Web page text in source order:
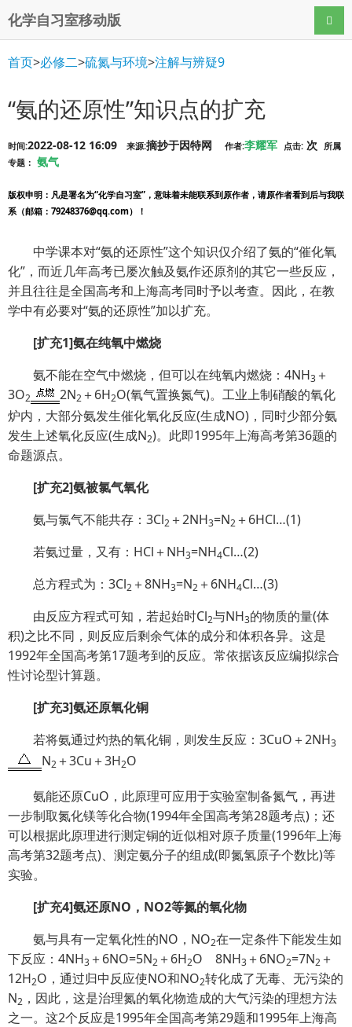
化学自习室移动版 导航
首页>必修二>硫氮与环境>注解与辨疑9
“氨的还原性”知识点的扩充
时间:2022-08-12 16:09 来源:摘抄于因特网 作者:李耀军 点击: 次
所属
专题： 氨气
版权申明 ：凡是署名为“化学自习室”，意味着未能联系到原作者，请原作者看到后与我联
系（邮箱：79248376@qq.com）！
中学课本对“氨的还原性”这个知识仅介绍了氨的“催化氧
化”，而近几年高考已屡次触及氨作还原剂的其它一些反应，
并且往往是全国高考和上海高考同时予以考查。因此，在教
学中有必要对“氨的还原性”加以扩充。
[扩充1]氨在纯氧中燃烧
氨不能在空气中燃烧，但可以在纯氧内燃烧：4NH3 ＋
3O2 2N2 ＋6H2O(氧气置换氮气)。工业上制硝酸的氧化
炉内，大部分氨发生催化氧化反应(生成NO)，同时少部分氨
发生上述氧化反应(生成N2)。此即1995年上海高考第36题的
命题源点。
[扩充2]氨被氯气氧化
氨与氯气不能共存：3Cl2 ＋2NH3=N2 ＋6HCl…(1)
若氨过量，又有：HCl＋NH3=NH4Cl…(2)
总方程式为：3Cl2 ＋8NH3=N2 ＋6NH4Cl…(3)
由反应方程式可知，若起始时Cl2与NH3的物质的量(体
积)之比不同，则反应后剩余气体的成分和体积各异。这是
1992年全国高考第17题考到的反应。常依据该反应编拟综合
性讨论型计算题。
[扩充3]氨还原氧化铜
若将氨通过灼热的氧化铜，则发生反应：3CuO＋2NH3
N2 ＋3Cu＋3H2O
氨能还原CuO，此原理可应用于实验室制备氮气，再进
一步制取氮化镁等化合物(1994年全国高考第28题考点)；还
可以根据此原理进行测定铜的近似相对原子质量(1996年上海
高考第32题考点)、测定氨分子的组成(即氮氢原子个数比)等
实验。
[扩充4]氨还原NO ， NO2等氮的氧化物
氨与具有一定氧化性的NO，NO2在一定条件下能发生如
下反应：4NH3 ＋6NO=5N2 ＋6H2O 8NH3 ＋6NO2=7N2 ＋
12H2O，通过归中反应使NO和NO2转化成了无毒、无污染的
N2 ，因此，这是治理氮的氧化物造成的大气污染的理想方法
之一。这2个反应是1995年全国高考第29题和1995年上海高